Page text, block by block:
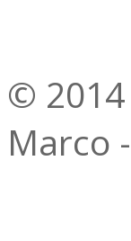
© 2014
Marco -